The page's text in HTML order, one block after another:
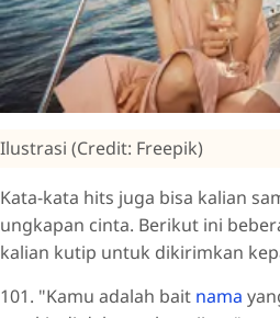
Ilustrasi (Credit: Freepik)
Kata-kata hits juga bisa kalian
ungkapan cinta. Berikut ini
kalian kutip untuk dikirimkan
101. "Kamu adalah bait nama